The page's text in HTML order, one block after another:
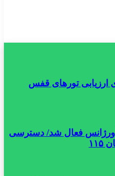
تورهای قفس
فعال شد/ دسترسی